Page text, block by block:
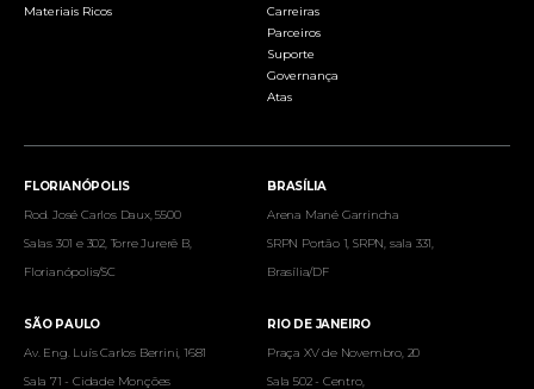
Materiais Ricos
Carreiras
Parceiros
Suporte
Governança
Atas
FLORIANÓPOLIS
Rod. José Carlos Daux, 5500
Salas 301 e 302, Torre Jurerê B,
Florianópolis/SC
BRASÍLIA
Arena Mané Garrincha
SRPN Portão 1, SRPN, sala 331,
Brasília/DF
SÃO PAULO
Av. Eng. Luís Carlos Berrini, 1681
Sala 71 - Cidade Monções
RIO DE JANEIRO
Praça XV de Novembro, 20
Sala 502 - Centro,